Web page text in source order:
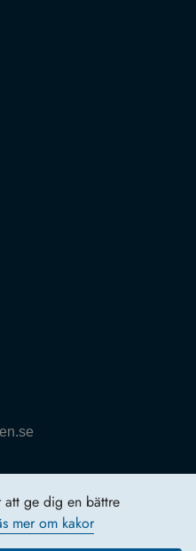
ge dig en bättre
mer om kakor